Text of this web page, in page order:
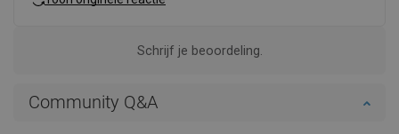
Schrijf je beoordeling.
Community Q&A